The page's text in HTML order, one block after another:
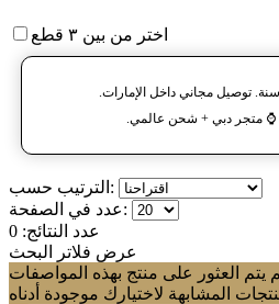
اختر من بين ٣ قطع
⌚️ متجر دبي + شحن عالمي.
الترتيب حسب:
عدد في الصفحة:
عدد النتائج: 0
عرض فلاتر البحث
يتم العثور على منتج بهذه المواصفات
المشابهة لاختيارك موجودة أدناه